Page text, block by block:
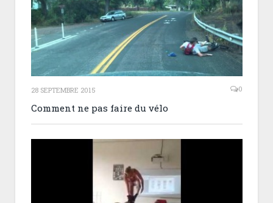
28 SEPTEMBRE 2015 0
Comment ne pas faire du vélo